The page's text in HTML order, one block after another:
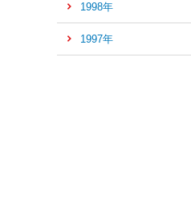
1998年
1997年